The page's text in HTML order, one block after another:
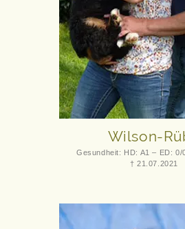
Wilson-
Gesundheit: HD: A1 – ED: 0/
† 21.07.2021